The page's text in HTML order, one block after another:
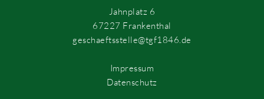
Jahnplatz 6
67227 Frankenthal
geschaeftsstelle@tgf1846.de
Impressum
Datenschutz